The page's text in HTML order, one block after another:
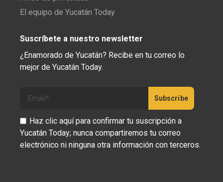
El equipo de Yucatán Today
Suscríbete a nuestro newsletter
¿Enamorado de Yucatán? Recibe en tu correo lo
mejor de Yucatán Today.
Haz clic aquí para confirmar tu suscripción a
Yucatán Today; nunca compartiremos tu correo
electrónico ni ninguna otra información con terceros.